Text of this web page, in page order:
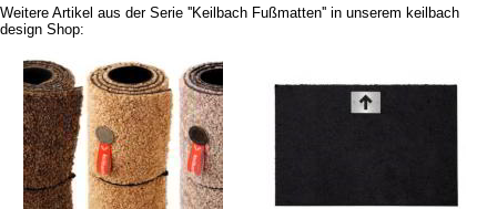
Weitere Artikel aus der Serie ''Keilbach Fußmatten'' in unserem keilbach
design Shop: